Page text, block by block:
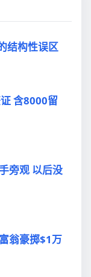
结构性误区
含8000留
旁观 以后没
翁豪掷$1万